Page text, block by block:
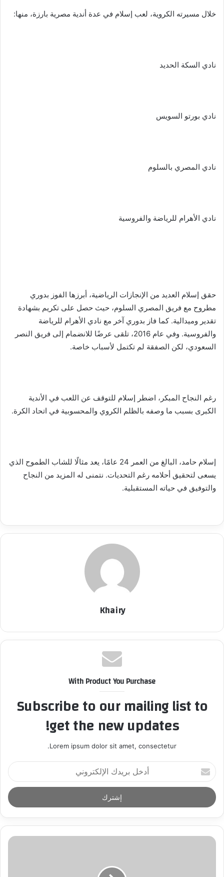
خلال مسيرته الكروية، لعب إسلام في عدة أندية مصرية بارزة، منها:
نادي السكة الحديد
نادي بورتو السويس
نادي المصري بالسلوم
نادي الأهرام للرياضة والفروسية
حقق إسلام العديد من الإنجازات الرياضية، أبرزها الفوز بدوري
مطروح مع فريق المصري السلوم، حيث حصل على تكريم بشهادة
تقدير وميدالية. كما فاز بدوري آخر مع نادي الأهرام للرياضة
والفروسية. وفي عام 2016، تلقى عرضًا للانضمام إلى فريق النصر
السعودي، لكن الصفقة لم تكتمل لأسباب خاصة.
رغم النجاح المبكر، اضطر إسلام للتوقف عن اللعب في الأندية
الكبرى بسبب ما وصفه بالظلم الكروي والمحسوبية في اتحاد الكرة.
إسلام حامد، البالغ من العمر 24 عامًا، يعد مثالًا للشاب الطموح الذي
يسعى لتحقيق أحلامه رغم التحديات. نتمنى له المزيد من النجاح
والتوفيق في حياته المستقبلية.
Khairy
With Product You Purchase
Subscribe to our mailing list to
get the new updates!
Lorem ipsum dolor sit amet, consectetur.
أ
د
خ
ل
ر
د